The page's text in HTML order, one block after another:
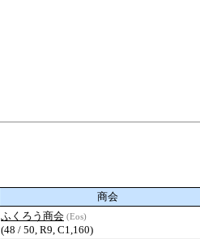
商会
ふくろう商会 (Eos)
(48 / 50, R9, C1,160)